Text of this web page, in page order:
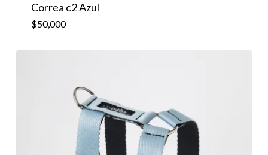
Correa c2 Azul
$50,000